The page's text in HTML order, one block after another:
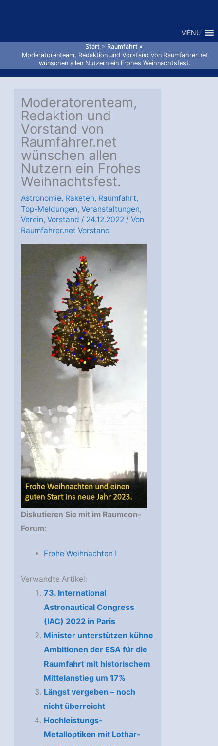
MENU
Start
Raumfahrt
Moderatorenteam, Redaktion und Vorstand von Raumfahrer.net
wünschen allen Nutzern ein Frohes Weihnachtsfest.
Moderatorenteam,
Redaktion und
Vorstand von
Raumfahrer.net
wünschen allen
Nutzern ein Frohes
Weihnachtsfest.
Astronomie, Raketen, Raumfahrt,
Top-Meldungen,Veranstaltungen,
Verein,Vorstand / 24.12.2022 / Von
Raumfahrer.net Vorstand
Diskutieren Sie mit im Raumcon-
Forum:
Frohe Weihnachten !
Verwandte Artikel:
73. International
Astronautical Congress
(IAC) 2022 in Paris
Minister unterstützen kühne
Ambitionen der ESA für die
Raumfahrt mit historischem
Mittelanstieg um 17%
Längst vergeben – noch
nicht überreicht
Hochleistungs-
Metalloptiken mit Lothar-